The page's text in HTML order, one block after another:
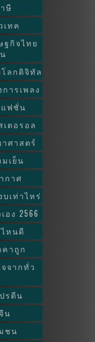
ษี
ทค
กิจไทย
ลกดิจิทัล
ารเพลง
แฟชั่น
ตอรอล
ศาสตร์
เย็น
กาศ
เท่าไหร่
อง 2566
หนดี
คาถูก
จากทั่ว
รตีน
น
ชน